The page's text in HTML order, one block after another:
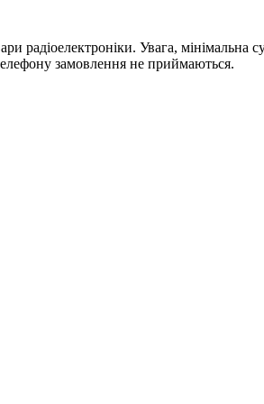
Увага, мінімальна
замовлення не приймаються.